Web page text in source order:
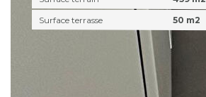
Surface terrasse
50 m2